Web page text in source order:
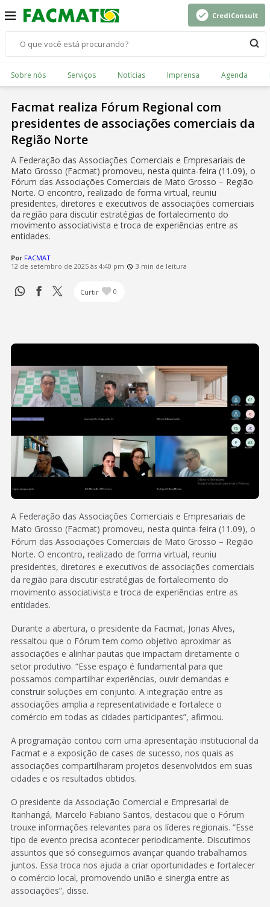
CrediConsult
Sobre nós Serviços Notícias Imprensa Agenda
Facmat realiza Fórum Regional com
presidentes de associações comerciais da
Região Norte
A Federação das Associações Comerciais e Empresariais de
Mato Grosso (Facmat) promoveu, nesta quinta-feira (11.09), o
Fórum das Associações Comerciais de Mato Grosso – Região
Norte. O encontro, realizado de forma virtual, reuniu
presidentes, diretores e executivos de associações comerciais
da região para discutir estratégias de fortalecimento do
movimento associativista e troca de experiências entre as
entidades.
Por FACMAT
12 de setembro de 2025 às 4:40 pm
3 min de leitura
Curtir 0
A Federação das Associações Comerciais e Empresariais de
Mato Grosso (Facmat) promoveu, nesta quinta-feira (11.09), o
Fórum das Associações Comerciais de Mato Grosso – Região
Norte. O encontro, realizado de forma virtual, reuniu
presidentes, diretores e executivos de associações comerciais
da região para discutir estratégias de fortalecimento do
movimento associativista e troca de experiências entre as
entidades.
Durante a abertura, o presidente da Facmat, Jonas Alves,
ressaltou que o Fórum tem como objetivo aproximar as
associações e alinhar pautas que impactam diretamente o
setor produtivo. “Esse espaço é fundamental para que
possamos compartilhar experiências, ouvir demandas e
construir soluções em conjunto. A integração entre as
associações amplia a representatividade e fortalece o
comércio em todas as cidades participantes”, afirmou.
A programação contou com uma apresentação institucional da
Facmat e a exposição de cases de sucesso, nos quais as
associações compartilharam projetos desenvolvidos em suas
cidades e os resultados obtidos.
O presidente da Associação Comercial e Empresarial de
Itanhangá, Marcelo Fabiano Santos, destacou que o Fórum
trouxe informações relevantes para os líderes regionais. “Esse
tipo de evento precisa acontecer periodicamente. Discutimos
assuntos que só conseguimos avançar quando trabalhamos
juntos. Essa troca nos ajuda a criar oportunidades e fortalecer
o comércio local, promovendo união e sinergia entre as
associações”, disse.